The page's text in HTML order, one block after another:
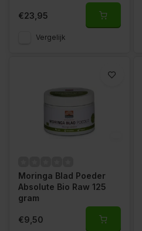
€23,95
Vergelijk
Moringa Blad Poeder
Absolute Bio Raw 125
gram
€9,50